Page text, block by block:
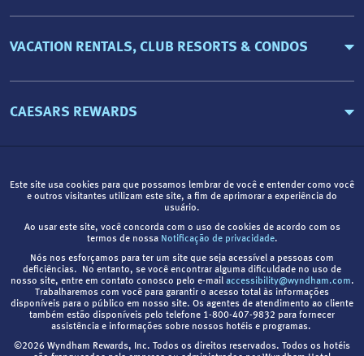
VACATION RENTALS, CLUB RESORTS & CONDOS
CAESARS REWARDS
Este site usa cookies para que possamos lembrar de você e entender como você
e outros visitantes utilizam este site, a fim de aprimorar a experiência do
usuário.
Ao usar este site, você concorda com o uso de cookies de acordo com os
termos de nossa Notificação de privacidade.
Nós nos esforçamos para ter um site que seja acessível a pessoas com
deficiências. No entanto, se você encontrar alguma dificuldade no uso de
nosso site, entre em contato conosco pelo e-mail accessibility@wyndham.com.
Trabalharemos com você para garantir o acesso total às informações
disponíveis para o público em nosso site. Os agentes de atendimento ao cliente
também estão disponíveis pelo telefone 1-800-407-9832 para fornecer
assistência e informações sobre nossos hotéis e programas.
©2026 Wyndham Rewards, Inc. Todos os direitos reservados. Todos os hotéis